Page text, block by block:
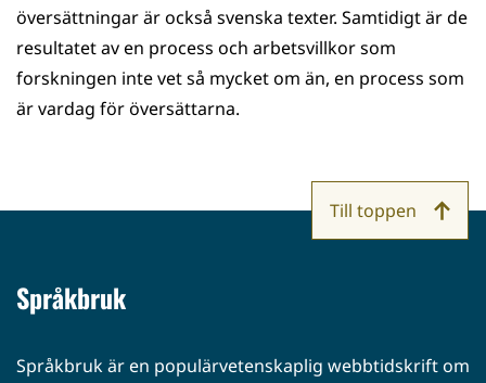
översättningar är också svenska texter. Samtidigt är de
resultatet av en process och arbetsvillkor som
forskningen inte vet så mycket om än, en process som
är vardag för översättarna.
Språkbruk
Språkbruk är en populärvetenskaplig webbtidskrift om
Till toppen